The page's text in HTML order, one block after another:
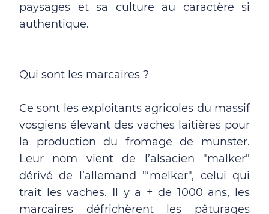
paysages et sa culture au caractère si
authentique.
Qui sont les marcaires ?
Ce sont les exploitants agricoles du massif
vosgiens élevant des vaches laitières pour
la production du fromage de munster.
Leur nom vient de l’alsacien "malker"
dérivé de l’allemand "‘melker", celui qui
trait les vaches. Il y a + de 1000 ans, les
marcaires défrichèrent les pâturages